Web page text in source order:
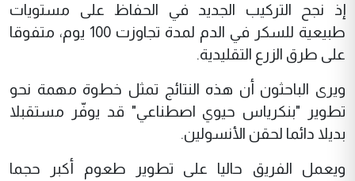
إذ نجح التركيب الجديد في الحفاظ على مستويات
طبيعية للسكر في الدم لمدة تجاوزت 100 يوم، متفوقا
على طرق الزرع التقليدية.
ويرى الباحثون أن هذه النتائج تمثل خطوة مهمة نحو
تطوير "بنكرياس حيوي اصطناعي" قد يوفّر مستقبلا
بديلا دائما لحقن الأنسولين.
ويعمل الفريق حاليا على تطوير طعوم أكبر حجما